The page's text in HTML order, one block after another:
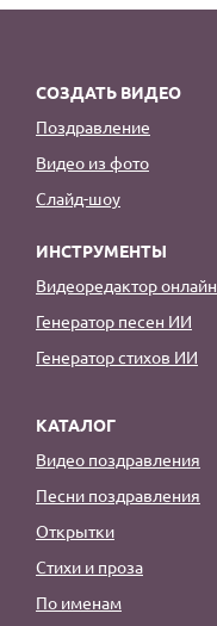
СОЗДАТЬ ВИДЕО
Поздравление
Видео из фото
Слайд-шоу
ИНСТРУМЕНТЫ
Видеоредактор онлайн
Генератор песен ИИ
Генератор стихов ИИ
КАТАЛОГ
Видео поздравления
Песни поздравления
Открытки
Стихи и проза
По именам